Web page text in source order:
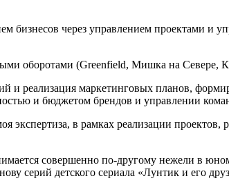
бизнесов через управлением проектами и
оборотами (Greenfield, Мишка на Севере,
и реализация маркетинговых планов,
и бюджетом брендов и управлении
в рамках реализации проектов,
совершенно по-другому нежели в
серий детского сериала «Лунтик и его